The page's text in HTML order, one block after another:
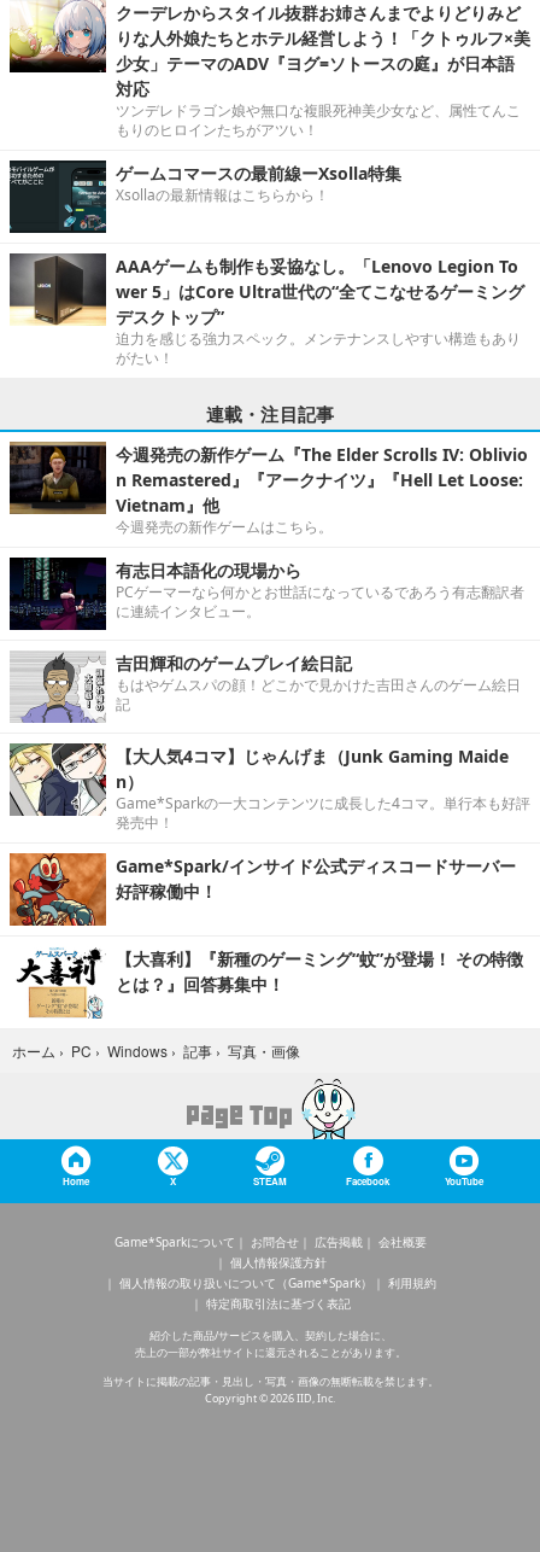
クーデレからスタイル抜群お姉さんまでよりどりみど
りな人外娘たちとホテル経営しよう！「クトゥルフ×美
少女」テーマのADV『ヨグ=ソトースの庭』が日本語
対応
ツンデレドラゴン娘や無口な複眼死神美少女など、属性てんこ
もりのヒロインたちがアツい！
ゲームコマースの最前線ーXsolla特集
Xsollaの最新情報はこちらから！
AAAゲームも制作も妥協なし。「Lenovo Legion To
wer 5」はCore Ultra世代の“全てこなせるゲーミング
デスクトップ”
迫力を感じる強力スペック。メンテナンスしやすい構造もあり
がたい！
連載・注目記事
今週発売の新作ゲーム『The Elder Scrolls IV: Oblivio
n Remastered』『アークナイツ』『Hell Let Loose:
Vietnam』他
今週発売の新作ゲームはこちら。
有志日本語化の現場から
PCゲーマーなら何かとお世話になっているであろう有志翻訳者
に連続インタビュー。
吉田輝和のゲームプレイ絵日記
もはやゲムスパの顔！どこかで見かけた吉田さんのゲーム絵日
記
【大人気4コマ】じゃんげま（Junk Gaming Maide
n）
Game*Sparkの一大コンテンツに成長した4コマ。単行本も好評
発売中！
Game*Spark/インサイド公式ディスコードサーバー
好評稼働中！
【大喜利】『新種のゲーミング“蚊”が登場！ その特徴
とは？』回答募集中！
ホーム › PC › Windows › 記事 › 写真・画像
Home X STEAM Facebook YouTube
Game*Sparkについて お問合せ 広告掲載
会社概要
個人情報保護方針
個人情報の取り扱いについて（Game*Spark）
利用規約
特定商取引法に基づく表記
紹介した商品/サービスを購入、契約した場合に、
売上の一部が弊社サイトに還元されることがあります。
当サイトに掲載の記事・見出し・写真・画像の無断転載を禁じます。
Copyright © 2026 IID, Inc.